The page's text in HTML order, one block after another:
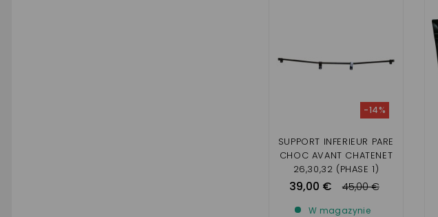
SUPPORT INFERIEUR PARE
CHOC AVANT CHATENET
26,30,32 (PHASE 1)
39,00 €
-14%
45,00 €
W magazynie